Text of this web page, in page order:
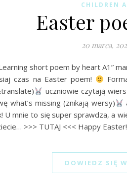
CHILDREN
Easter
20 marca,
short poem by heart A1”
czas na Easter poem!
uczniowie czytają
what’s missing (znikają wersy)
U mnie to się super sprawdza, a
>>> TUTAJ <<< Happy
DOWIEDZ SIĘ